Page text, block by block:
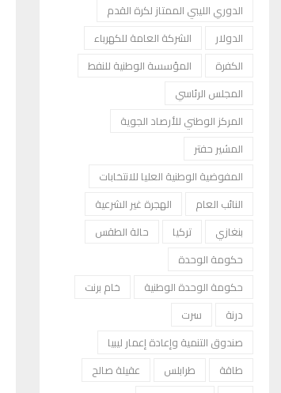
الدوري الليبي الممتاز لكرة القدم
الدولار
الشركة العامة للكهرباء
الكفرة
المؤسسة الوطنية للنفط
المجلس الرئاسي
المركز الوطني للأرصاد الجوية
المشير حفتر
المفوضية الوطنية العليا للانتخابات
النائب العام
الهجرة غير الشرعية
بنغازي
تركيا
حالة الطقس
حكومة الوحدة
حكومة الوحدة الوطنية
خام برنت
درنة
سرت
صندوق التنمية وإعادة إعمار ليبيا
طاقة
طرابلس
عقيلة صالح